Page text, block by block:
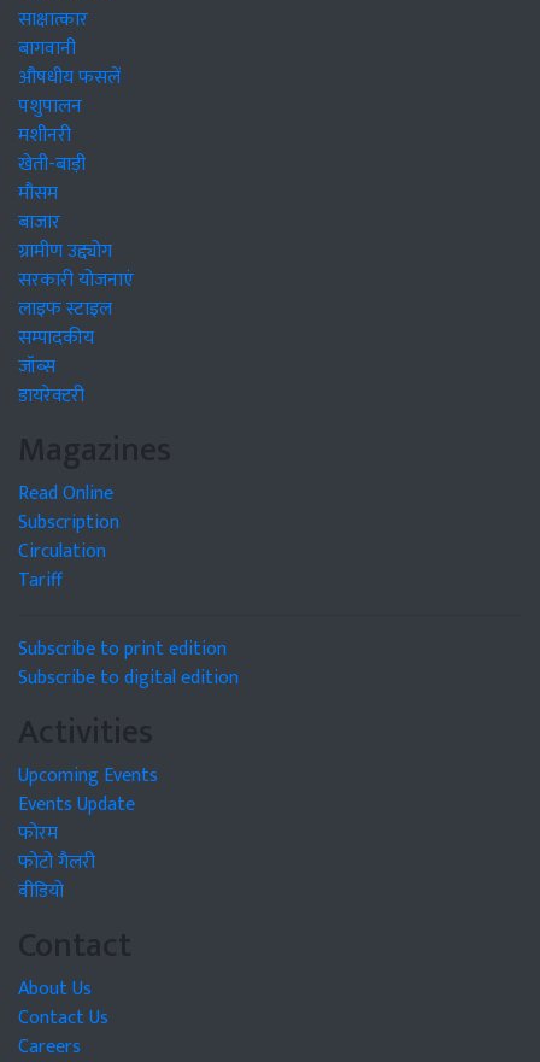
साक्षात्कार
बागवानी
औषधीय फसलें
पशुपालन
मशीनरी
खेती-बाड़ी
मौसम
बाजार
ग्रामीण उद्द्योग
सरकारी योजनाएं
लाइफ स्टाइल
सम्पादकीय
जॉब्स
डायरेक्टरी
Magazines
Read Online
Subscription
Circulation
Tariff
Subscribe to print edition
Subscribe to digital edition
Activities
Upcoming Events
Events Update
फोरम
फोटो गैलरी
वीडियो
Contact
About Us
Contact Us
Careers